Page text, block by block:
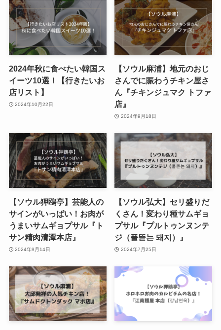
2024年秋に食べたい韓国ス
イーツ10選！【行きたいお
店リスト】
2024年10月22日
【ソウル麻浦】地元のおじ
さんでに賑わうチキン屋さ
ん『チキンジュマク トファ
店』
2024年9月18日
【ソウル狎鴎亭】芸能人の
サインがいっぱい！お肉が
うまいサムギョプサル『ト
サン精肉清潭本店』
2024年9月14日
【ソウル弘大】セリ盛りだ
くさん！変わり種サムギョ
プサル『プルトゥンヌンテ
ジ（풀뜯는 돼지）』
2024年7月25日